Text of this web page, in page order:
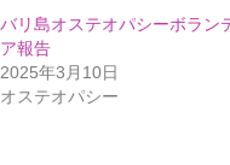
バリ島オステオパシーボラン
ア報告
2025年3月10日
オステオパシー